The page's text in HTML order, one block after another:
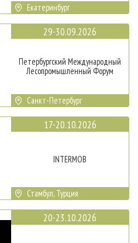
Екатеринбург
29-30.09.2026
Петербургский Международный
Лесопромышленный Форум
Санкт-Петербург
17-20.10.2026
INTERMOB
Стамбул, Турция
20-23.10.2026